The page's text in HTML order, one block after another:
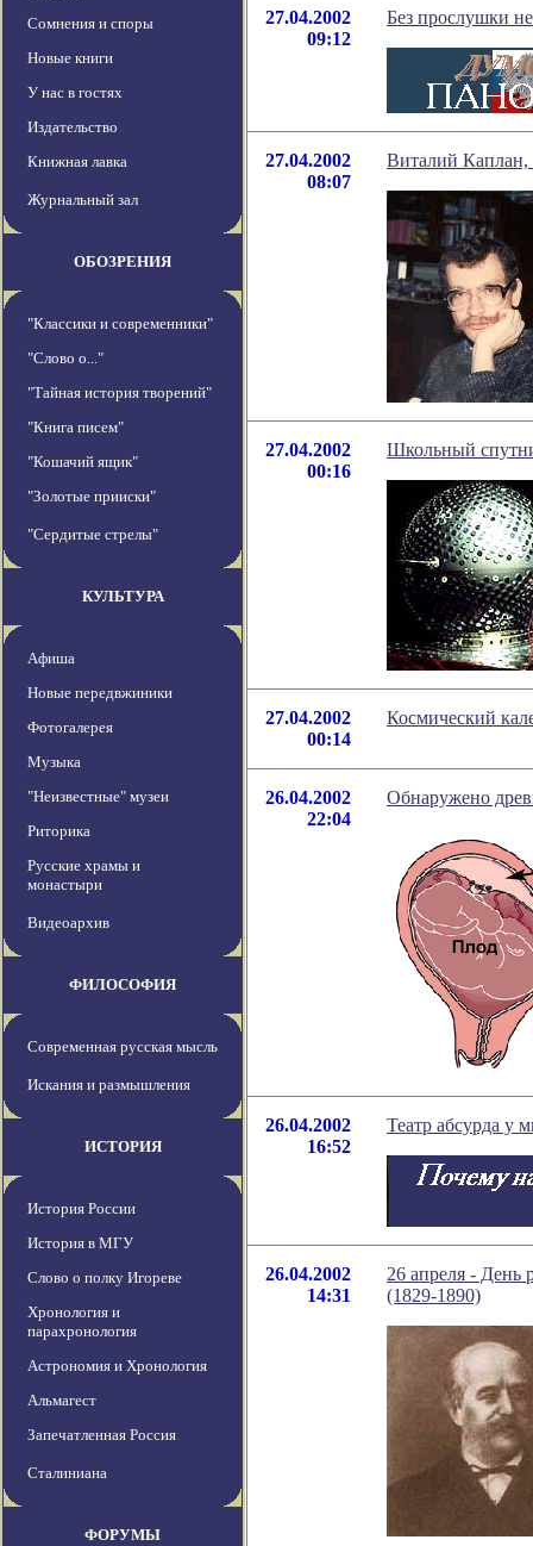
Сомнения и споры
Новые книги
У нас в гостях
Издательство
Книжная лавка
Журнальный зал
ОБОЗРЕНИЯ
"Классики и современники"
"Слово о..."
"Тайная история творений"
"Книга писем"
"Кошачий ящик"
"Золотые прииски"
"Сердитые стрелы"
КУЛЬТУРА
Афиша
Новые передвжиники
Фотогалерея
Музыка
"Неизвестные" музеи
Риторика
Русские храмы и
монастыри
Видеоархив
ФИЛОСОФИЯ
Современная русская мысль
Искания и размышления
ИСТОРИЯ
История России
История в МГУ
Слово о полку Игореве
Хронология и
парахронология
Астрономия и Хронология
Альмагест
Запечатленная Россия
Сталиниана
ФОРУМЫ
27.04.2002
09:12
Без прослушки
27.04.2002
08:07
Виталий Каплан,
27.04.2002
00:16
Школьный
27.04.2002
00:14
Космический
26.04.2002
22:04
Обнаружено
26.04.2002
16:52
Театр абсурда у
26.04.2002
14:31
26 апреля - День
(1829-1890)